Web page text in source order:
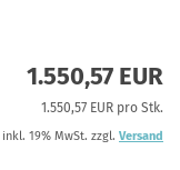
1.550,57 EUR
1.550,57 EUR pro Stk.
inkl. 19% MwSt. zzgl. Versand